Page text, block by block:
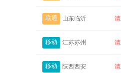
联通 山东临沂
移动 江苏苏州
移动 陕西西安